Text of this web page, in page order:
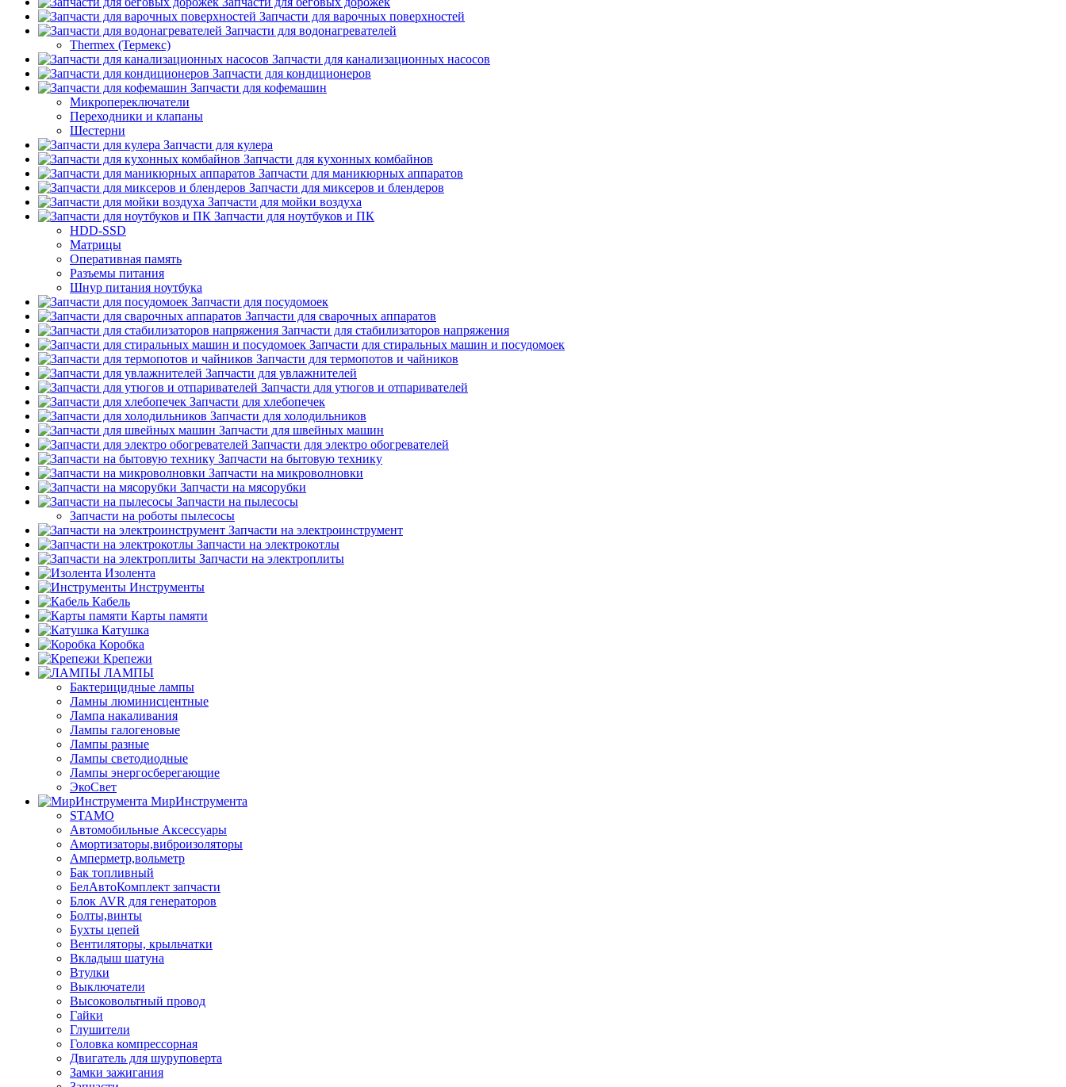
Запчасти для варочных поверхностей
Запчасти для водонагревателей
Thermex (Термекс)
Запчасти для канализационных насосов
Запчасти для кондиционеров
Запчасти для кофемашин
Микропереключатели
Переходники и клапаны
Шестерни
Запчасти для кулера
Запчасти для кухонных комбайнов
Запчасти для маникюрных аппаратов
Запчасти для миксеров и блендеров
Запчасти для мойки воздуха
Запчасти для ноутбуков и ПК
HDD-SSD
Матрицы
Оперативная память
Разъемы питания
Шнур питания ноутбука
Запчасти для посудомоек
Запчасти для сварочных аппаратов
Запчасти для стабилизаторов напряжения
Запчасти для стиральных машин и посудомоек
Запчасти для термопотов и чайников
Запчасти для увлажнителей
Запчасти для утюгов и отпаривателей
Запчасти для хлебопечек
Запчасти для холодильников
Запчасти для швейных машин
Запчасти для электро обогревателей
Запчасти на бытовую технику
Запчасти на микроволновки
Запчасти на мясорубки
Запчасти на пылесосы
Запчасти на роботы пылесосы
Запчасти на электроинструмент
Запчасти на электрокотлы
Запчасти на электроплиты
Изолента
Инструменты
Кабель
Карты памяти
Катушка
Коробка
Крепежи
ЛАМПЫ
Бактерицидные лампы
Ламны люминисцентные
Лампа накаливания
Лампы галогеновые
Лампы разные
Лампы светодиодные
Лампы энергосберегающие
ЭкоСвет
МирИнструмента
STAMO
Автомобильные Аксессуары
Амортизаторы,виброизоляторы
Амперметр,вольметр
Бак топливный
БелАвтоКомплект запчасти
Блок AVR для генераторов
Болты,винты
Бухты цепей
Вентиляторы, крыльчатки
Вкладыш шатуна
Втулки
Выключатели
Высоковольтный провод
Гайки
Глушители
Головка компрессорная
Двигатель для шуруповерта
Замки зажигания